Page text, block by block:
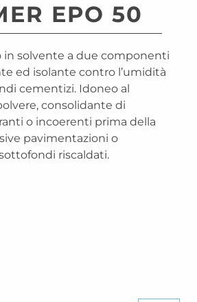
EPO 50
in solvente a due componenti
ed isolante contro l’umidità
cementizi. Idoneo al
consolidante di
o incoerenti prima della
pavimentazioni o
riscaldati.